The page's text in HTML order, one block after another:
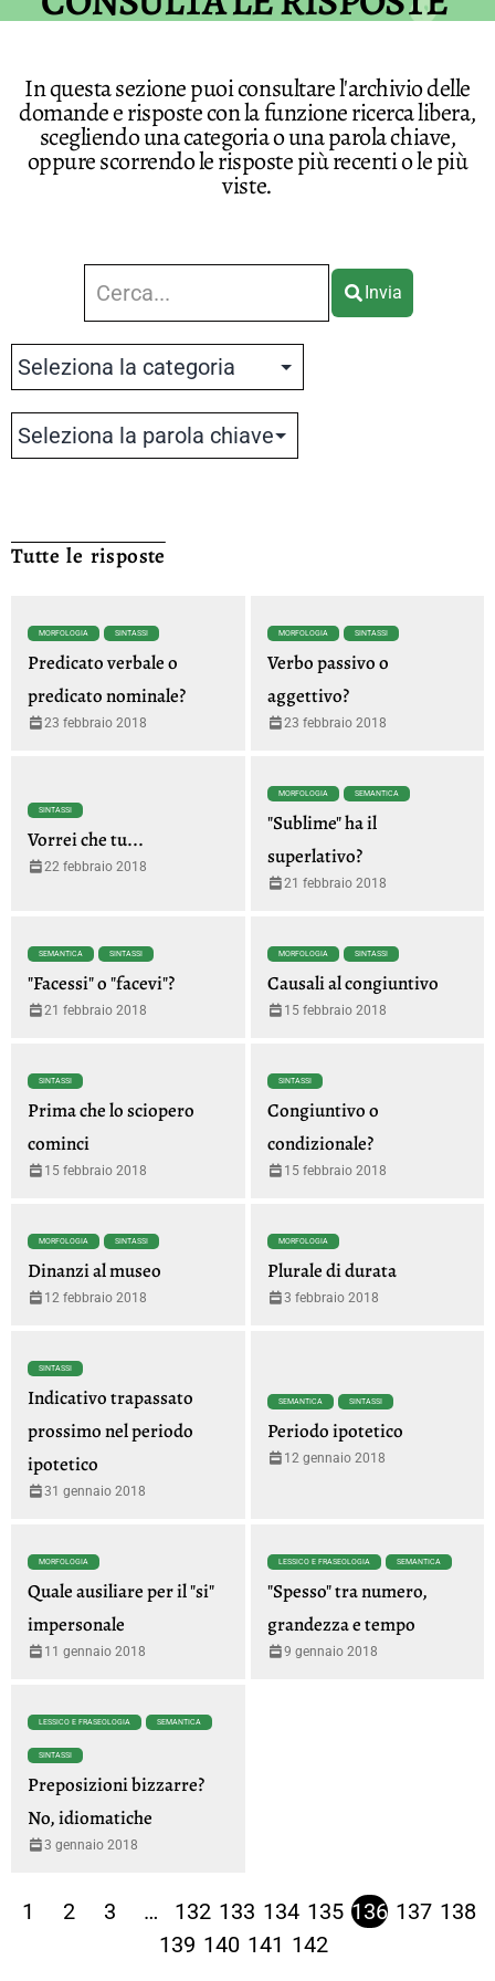
In questa sezione puoi consultare l'archivio delle
domande e risposte con la funzione ricerca libera,
scegliendo una categoria o una parola chiave,
oppure scorrendo le risposte più recenti o le più
viste.
Invia
Tutte le risposte
MORFOLOGIA SINTASSI
Predicato verbale o
predicato nominale?
23 febbraio 2018
MORFOLOGIA SINTASSI
Verbo passivo o
aggettivo?
23 febbraio 2018
SINTASSI
Vorrei che tu...
22 febbraio 2018
MORFOLOGIA SEMANTICA
"Sublime" ha il
superlativo?
21 febbraio 2018
SEMANTICA SINTASSI
"Facessi" o "facevi"?
21 febbraio 2018
MORFOLOGIA SINTASSI
Causali al congiuntivo
15 febbraio 2018
SINTASSI
Prima che lo sciopero
cominci
15 febbraio 2018
SINTASSI
Congiuntivo o
condizionale?
15 febbraio 2018
MORFOLOGIA SINTASSI
Dinanzi al museo
12 febbraio 2018
MORFOLOGIA
Plurale di durata
3 febbraio 2018
SINTASSI
Indicativo trapassato
prossimo nel periodo
ipotetico
31 gennaio 2018
SEMANTICA SINTASSI
Periodo ipotetico
12 gennaio 2018
MORFOLOGIA
Quale ausiliare per il "si"
impersonale
11 gennaio 2018
LESSICO E FRASEOLOGIA SEMANTICA
"Spesso" tra numero,
grandezza e tempo
9 gennaio 2018
LESSICO E FRASEOLOGIA SEMANTICA
SINTASSI
Preposizioni bizzarre?
No, idiomatiche
3 gennaio 2018
1 2 3 … 132 133 134 135 136 137 138
139 140 141 142